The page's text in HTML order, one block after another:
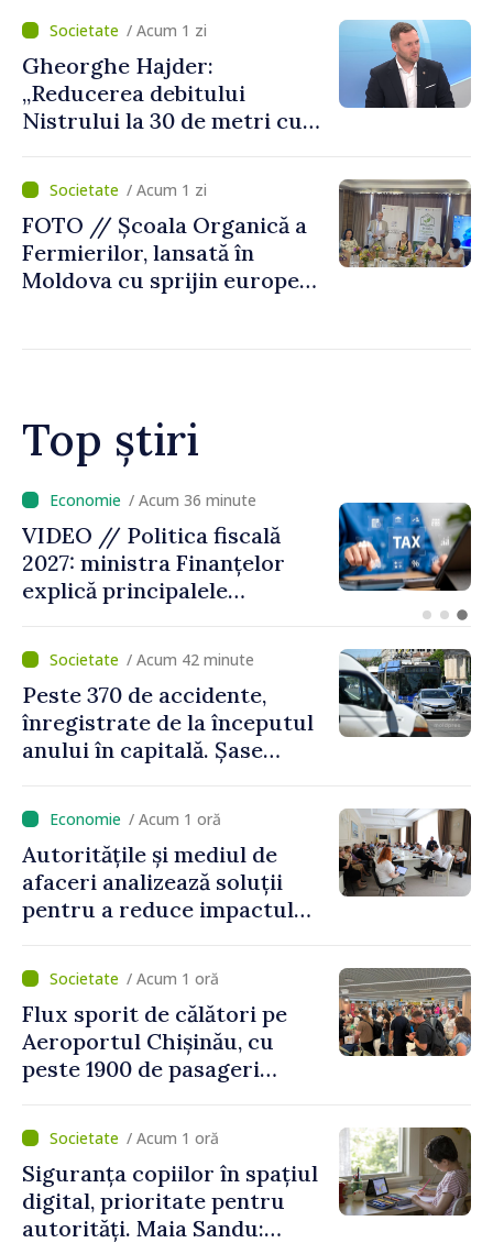
putea cumpăra nici curent
de avarie”/ Acum 1 zi
Gheorghe Hajder:
„Reducerea debitului
Nistrului la 30 de metri cubi
„catastrofă naturală”
/ Acum 1 zi
FOTO // Școala Organică a
Fermierilor, lansată în
Moldova cu sprijin european
Top știri
/ Acum 13 minute
VIDEO // Moldelectrica:
consumatorii finali nu au
fost afectați în urma
Dnestrovsk. Lucrările de
reparație vor fi efectuate în
regim prioritar
/ Acum 42 minute
Peste 370 de accidente,
înregistrate de la începutul
anului în capitală. Șase
/ Acum 1 oră
Autoritățile și mediul de
afaceri analizează soluții
pentru a reduce impactul
asupra economiei
/ Acum 1 oră
Flux sporit de călători pe
Aeroportul Chișinău, cu
peste 1900 de pasageri
de vârf a concediilor
/ Acum 1 oră
Siguranța copiilor în spațiul
digital, prioritate pentru
autorități. Maia Sandu: